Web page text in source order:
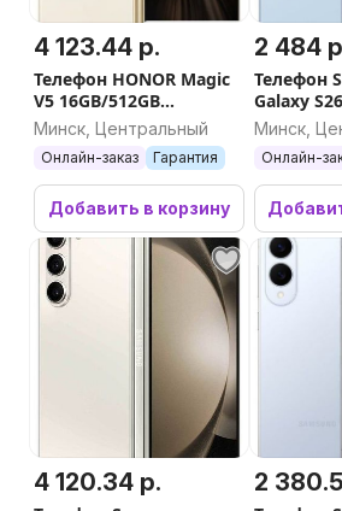
4 123.44 р.
Телефон HONOR Magic
V5 16GB/512GB
международная версия
(слоновая кость)
Минск, Центральный
Онлайн-заказ Гарантия
Добавить в корзину
2 484
Телефон
Galaxy
12GB/
Минск,
Онлайн-
4 120.34 р. 2